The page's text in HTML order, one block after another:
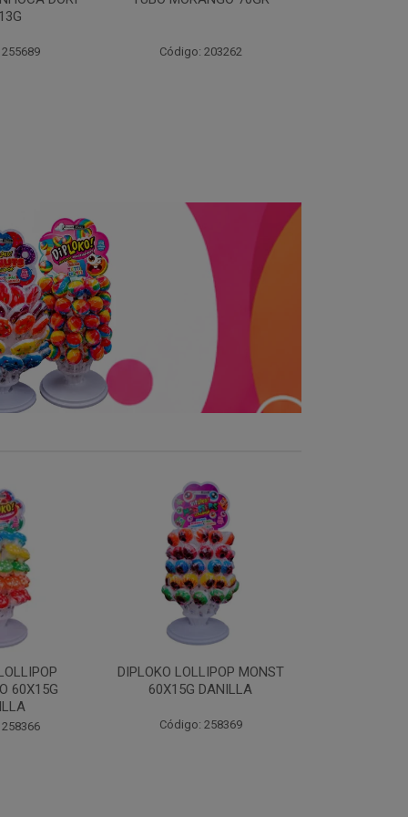
Código: 203264
MONST
DIPLOKO LOLLIPOP
OCEANO 60X15G DANILLA
Código: 258620